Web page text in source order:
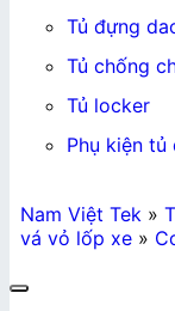
Tủ đựng
Tủ chống
Tủ locker
Phụ kiện tủ
Nam Việt Tek»
vá vỏ lốp xe»